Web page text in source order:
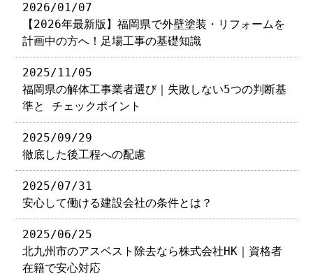
2026/01/07
【2026年最新版】福岡県で外壁塗装・リフォームを
計画中の方へ！足場工事の基礎知識
2025/11/05
福岡県の解体工事業者選び｜失敗しない5つの判断基
準と チェックポイント
2025/09/29
徹底した後工程への配慮
2025/07/31
安心して働ける建設会社の条件とは？
2025/06/25
北九州市のアスベスト除去なら株式会社HK｜資格者
在籍で安心対応